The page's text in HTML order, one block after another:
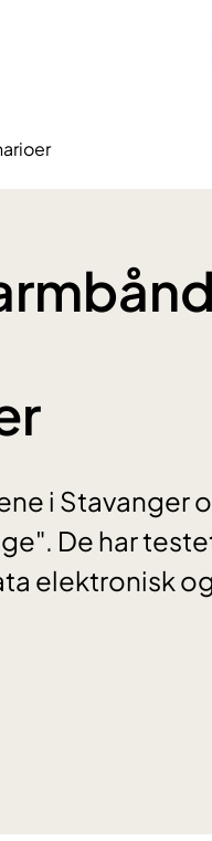
i Stavanger
De har
elektronisk